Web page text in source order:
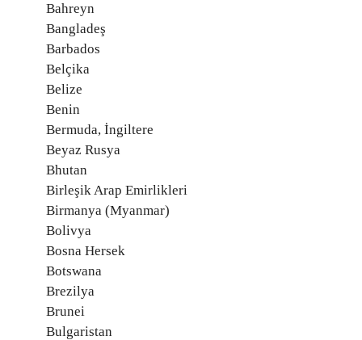
Bahreyn
Bangladeş
Barbados
Belçika
Belize
Benin
Bermuda, İngiltere
Beyaz Rusya
Bhutan
Birleşik Arap Emirlikleri
Birmanya (Myanmar)
Bolivya
Bosna Hersek
Botswana
Brezilya
Brunei
Bulgaristan